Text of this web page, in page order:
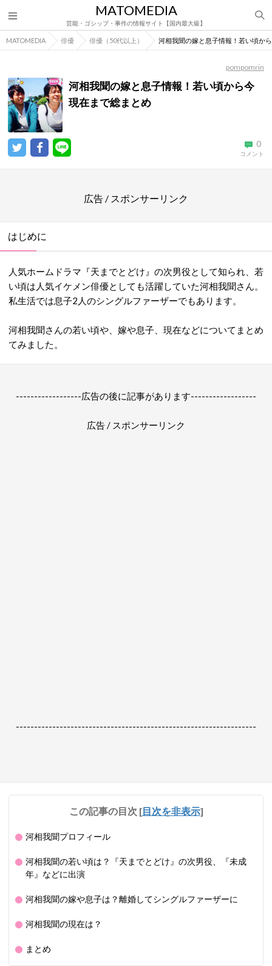
MATOMEDIA
芸能・ゴシップ・事件の情報サイト【国内最大級】
MATOMEDIA 俳優 俳優（50代以上） 河相我聞の嫁と息子情報！若い頃か
pompomrin
河相我聞の嫁と息子情報！若い頃から今
現在まで総まとめ
0
コメント
広告 / スポンサーリンク
はじめに
人気ホームドラマ『天までとどけ』の次男役として知られ、若
い頃は人気イケメン俳優としても活躍していた河相我聞さん。
私生活では息子2人のシングルファーザーでもあります。
河相我聞さんの若い頃や、嫁や息子、現在などについてまとめ
てみました。
------------------広告の後に記事があります------------------
広告 / スポンサーリンク
------------------------------------------------------------------
この記事の目次 [目次を非表示]
河相我聞プロフィール
河相我聞の若い頃は？『天までとどけ』の次男役、『未成
年』などに出演
河相我聞の嫁や息子は？離婚してシングルファーザーに
河相我聞の現在は？
まとめ